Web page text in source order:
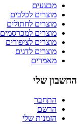
מבצעים
מוצרים לכלבים
מוצרים לחתולים
מוצרים למכרסמים
מוצרים לציפורים
מוצרים לדגים
מאמרים
החשבון שלי
התחבר
הרשם
הזמנות שלי